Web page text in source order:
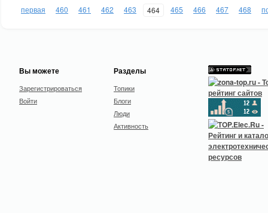
первая
460 461 462 463 464 465 466 467 468
Вы можете
Зарегистрироваться
Войти
Разделы
Топики
Блоги
Люди
Активность